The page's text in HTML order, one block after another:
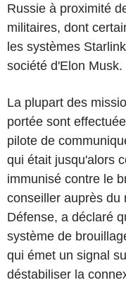
Russie à proximité
militaires, dont
les systèmes
société d'Elon Musk.
La plupart des
portée sont
pilote de
qui était jusqu'alors
immunisé contre le
conseiller auprès du
Défense, a déclaré
système de
qui émet un signal
déstabiliser la